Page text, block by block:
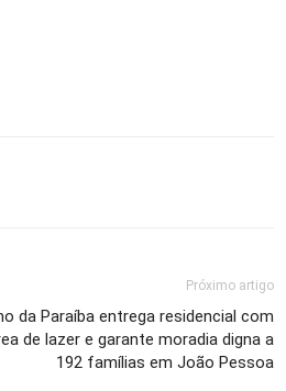
Próximo artigo
da Paraíba entrega residencial com
de lazer e garante moradia digna a
192 famílias em João Pessoa